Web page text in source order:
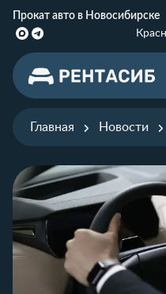
Прокат авто в Новосибирске
Главная Новости